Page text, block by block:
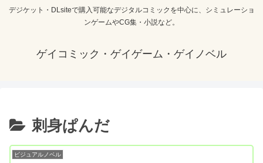
デジケット・DLsiteで購入可能なデジタルコミックを中心に、シミュレーショ
ンゲームやCG集・小説など。
ゲイコミック・ゲイゲーム・ゲイノベル
刺身ぱんだ
ビジュアルノベル